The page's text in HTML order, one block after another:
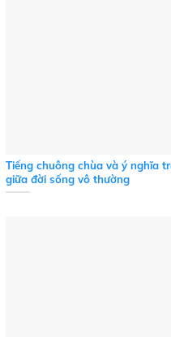
Tiếng chuông chùa và ý nghĩa
giữa đời sống vô thường